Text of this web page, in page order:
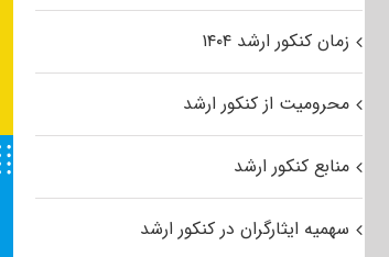
زمان کنکور ارشد ۱۴۰۴
محرومیت از کنکور ارشد
منابع کنکور ارشد
سهمیه ایثارگران در کنکور ارشد